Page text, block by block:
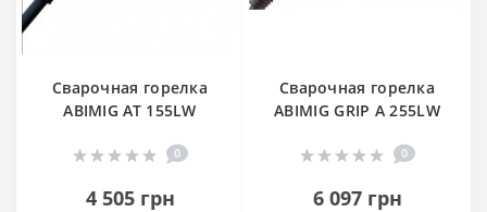
Сварочная горелка
ABIMIG АТ 155LW
0
4 505 грн
Сварочная горелка
АBIMIG GRIP А 255LW
0
6 097 грн